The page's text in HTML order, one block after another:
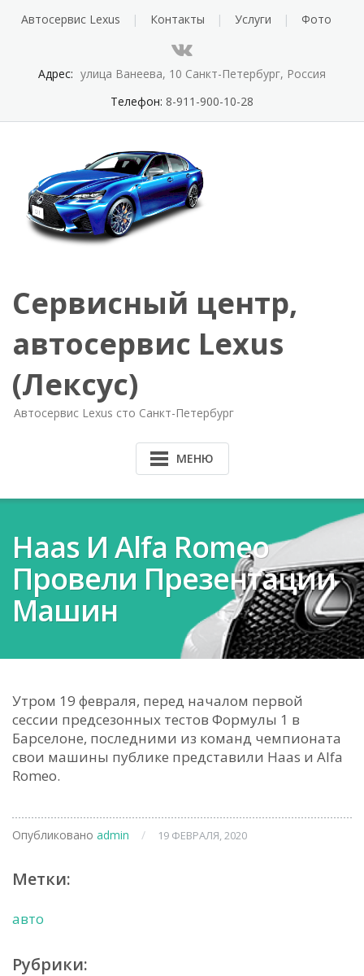
Автосервис Lexus Контакты Услуги Фото
Адрес: улица Ванеева, 10 Санкт-Петербург, Россия
Телефон: 8-911-900-10-28
Сервисный центр,
автосервис Lexus
(Лексус)
Автосервис Lexus сто Санкт-Петербург
МЕНЮ
Haas И Alfa Romeo
Провели Презентации
Машин
Утром 19 февраля, перед началом первой
сессии предсезонных тестов Формулы 1 в
Барселоне, последними из команд чемпионата
свои машины публике представили Haas и Alfa
Romeo.
Опубликовано admin / 19 ФЕВРАЛЯ, 2020
Метки:
авто
Рубрики: